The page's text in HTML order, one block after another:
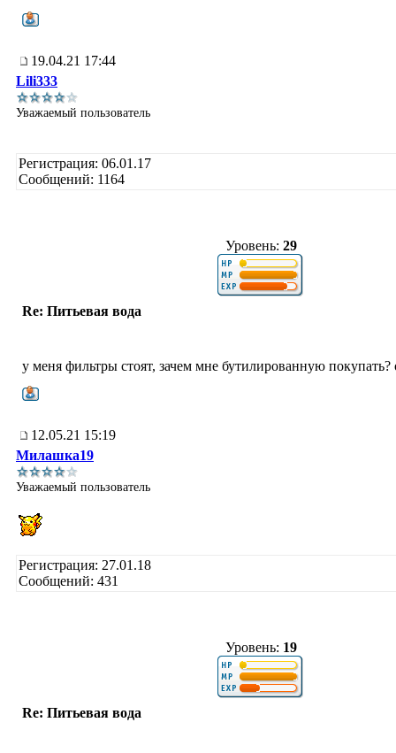
19.04.21 17:44
Lili333
Уважаемый пользователь
Регистрация: 06.01.17
Сообщений: 1164
Уровень: 29
Re: Питьевая вода
у меня фильтры стоят, зачем мне бутилированную покупать?
12.05.21 15:19
Милашка19
Уважаемый пользователь
Регистрация: 27.01.18
Сообщений: 431
Уровень: 19
Re: Питьевая вода